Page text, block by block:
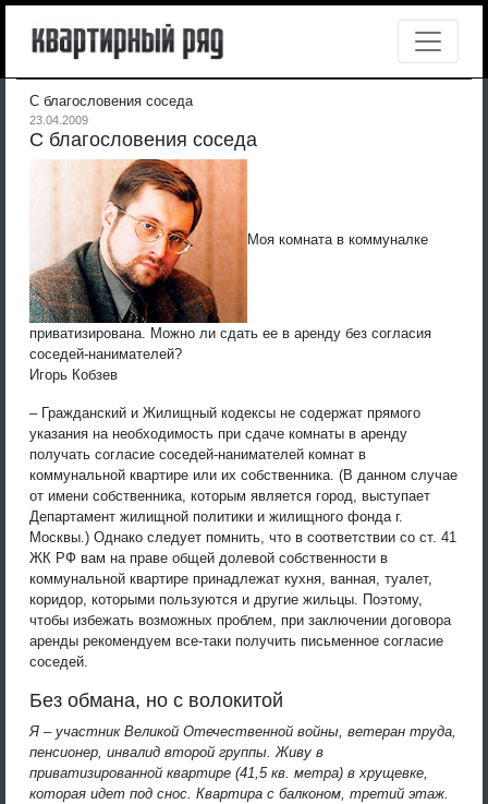
С благословения соседа
23.04.2009
С благословения соседа
Моя комната в коммуналке
приватизирована. Можно ли сдать ее в аренду без согласия
соседей-нанимателей?
Игорь Кобзев
– Гражданский и Жилищный кодексы не содержат прямого
указания на необходимость при сдаче комнаты в аренду
получать согласие соседей-нанимателей комнат в
коммунальной квартире или их собственника. (В данном случае
от имени собственника, которым является город, выступает
Департамент жилищной политики и жилищного фонда г.
Москвы.) Однако следует помнить, что в соответствии со ст. 41
ЖК РФ вам на праве общей долевой собственности в
коммунальной квартире принадлежат кухня, ванная, туалет,
коридор, которыми пользуются и другие жильцы. Поэтому,
чтобы избежать возможных проблем, при заключении договора
аренды рекомендуем все-таки получить письменное согласие
соседей.
Без обмана, но с волокитой
Я – участник Великой Отечественной войны, ветеран труда,
пенсионер, инвалид второй группы. Живу в
приватизированной квартире (41,5 кв. метра) в хрущевке,
которая идет под снос. Квартира с балконом, третий этаж.